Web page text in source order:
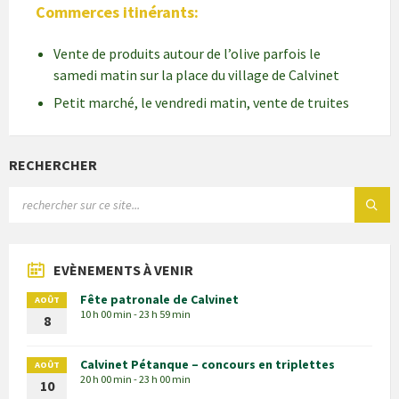
Commerces itinérants:
Vente de produits autour de l’olive parfois le
samedi matin sur la place du village de Calvinet
Petit marché, le vendredi matin, vente de truites
RECHERCHER
EVÈNEMENTS À VENIR
AOÛT
8
Fête patronale de Calvinet
10 h 00 min - 23 h 59 min
AOÛT
10
Calvinet Pétanque – concours en triplettes
20 h 00 min - 23 h 00 min